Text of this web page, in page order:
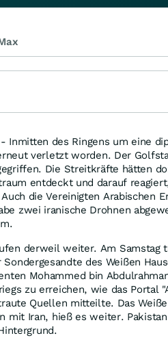
- Inmitten des Ringens um eine
verletzt worden. Der
Die Streitkräfte hätten
entdeckt und darauf
die Vereinigten Arabischen
zwei iranische Drohnen
derweil weiter. Am Samstag
des Weißen
Mohammed bin
zu erreichen, wie das Portal
Quellen mitteilte. Das
mit Iran, hieß es weiter.